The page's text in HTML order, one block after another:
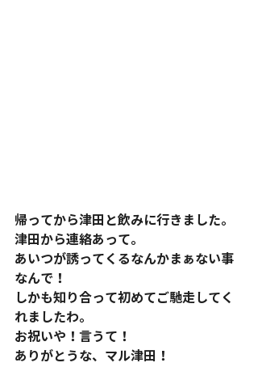
帰ってから津田と飲みに行きました。
津田から連絡あって。
あいつが誘ってくるなんかまぁない事
なんで！
しかも知り合って初めてご馳走してく
れましたわ。
お祝いや！言うて！
ありがとうな、マル津田！